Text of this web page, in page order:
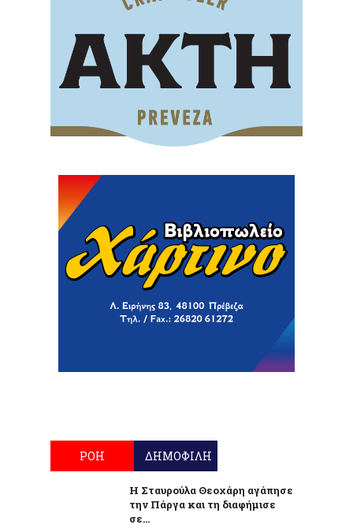
ΡΟΗ ΔΗΜΟΦΙΛΗ
Η Σταυρούλα Θεοχάρη αγάπησε
την Πάργα και τη διαφήμισε
σε...